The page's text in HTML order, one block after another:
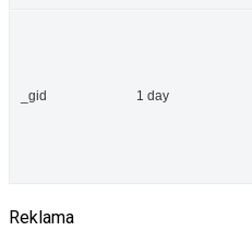
_gid 1 day
Reklama